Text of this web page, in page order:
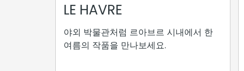
LE HAVRE
야외 박물관처럼 르아브르 시내에서 한
여름의 작품을 만나보세요.